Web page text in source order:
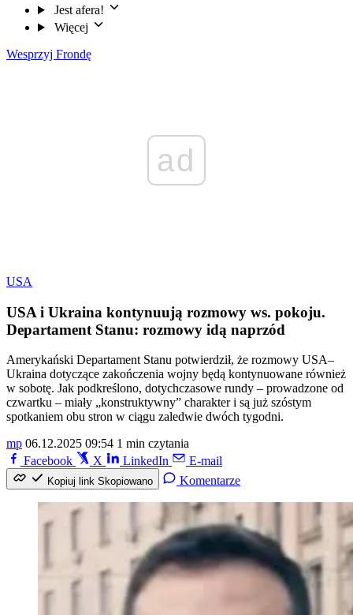
Jest afera!
Więcej
Wesprzyj Frondę
ad
USA
USA i Ukraina kontynuują rozmowy ws. pokoju.
Departament Stanu: rozmowy idą naprzód
Amerykański Departament Stanu potwierdził, że rozmowy USA–
Ukraina dotyczące zakończenia wojny będą kontynuowane również
w sobotę. Jak podkreślono, dotychczasowe rundy – prowadzone od
czwartku – miały „konstruktywny” charakter i są już szóstym
spotkaniem obu stron w ciągu zaledwie dwóch tygodni.
mp 06.12.2025 09:54 1 min czytania
Facebook
X LinkedIn E-mail
Kopiuj link Skopiowano Komentarze